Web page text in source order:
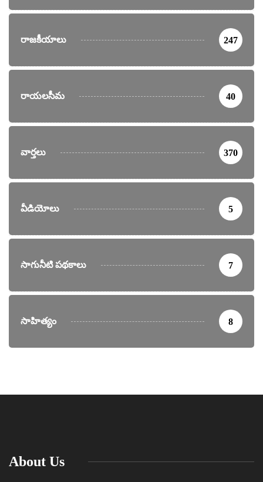
రాజకీయాలు 247
రాయలసీమ 40
వార్తలు 370
వీడియోలు 5
సాగునీటి పథకాలు 7
సాహిత్యం 8
About Us